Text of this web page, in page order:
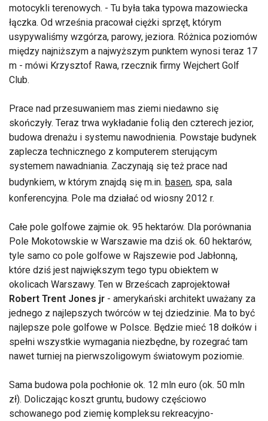
motocykli terenowych. - Tu była taka typowa mazowiecka
łączka. Od września pracował ciężki sprzęt, którym
usypywaliśmy wzgórza, parowy, jeziora. Różnica poziomów
między najniższym a najwyższym punktem wynosi teraz 17
m - mówi Krzysztof Rawa, rzecznik firmy Wejchert Golf
Club.
Prace nad przesuwaniem mas ziemi niedawno się
skończyły. Teraz trwa wykładanie folią den czterech jezior,
budowa drenażu i systemu nawodnienia. Powstaje budynek
zaplecza technicznego z komputerem sterującym
systemem nawadniania. Zaczynają się też prace nad
budynkiem, w którym znajdą się m.in. basen, spa, sala
konferencyjna. Pole ma działać od wiosny 2012 r.
Całe pole golfowe zajmie ok. 95 hektarów. Dla porównania
Pole Mokotowskie w Warszawie ma dziś ok. 60 hektarów,
tyle samo co pole golfowe w Rajszewie pod Jabłonną,
które dziś jest największym tego typu obiektem w
okolicach Warszawy. Ten w Brześcach zaprojektował
Robert Trent Jones jr - amerykański architekt uważany za
jednego z najlepszych twórców w tej dziedzinie. Ma to być
najlepsze pole golfowe w Polsce. Będzie mieć 18 dołków i
spełni wszystkie wymagania niezbędne, by rozegrać tam
nawet turniej na pierwszoligowym światowym poziomie.
Sama budowa pola pochłonie ok. 12 mln euro (ok. 50 mln
zł). Doliczając koszt gruntu, budowy częściowo
schowanego pod ziemię kompleksu rekreacyjno-